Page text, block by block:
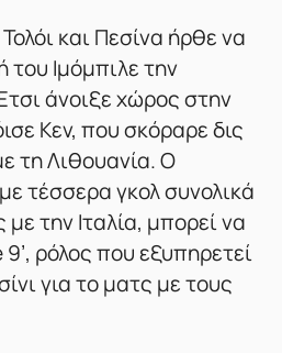
και Πεσίνα ήρθε να
του Ιμόμπιλε την
άνοιξε χώρος στην
Κεν, που σκόραρε δις
τη Λιθουανία. O
τέσσερα γκολ συνολικά
την Ιταλία, μπορεί να
ρόλος που εξυπηρετεί
για το ματς με τους